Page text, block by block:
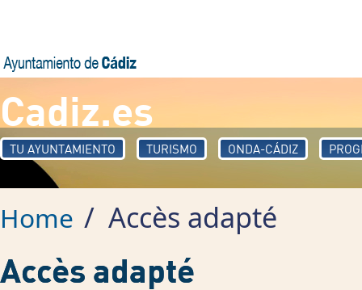
Cadiz.es
TU AYUNTAMIENTO TURISMO ONDA-CÁDIZ
Home / Accès adapté
Accès adapté